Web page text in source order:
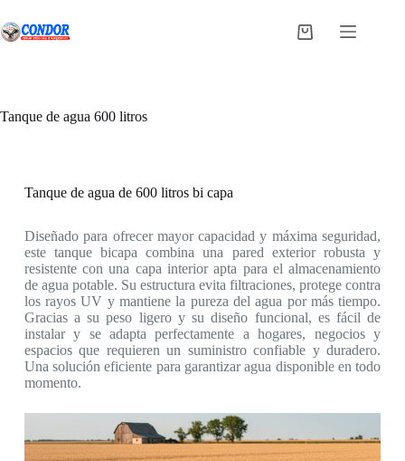
al
contenido
Carro
Tanque de agua 600 litros
Tanque de agua de 600 litros bi capa
Diseñado para ofrecer mayor capacidad y máxima seguridad,
este tanque bicapa combina una pared exterior robusta y
resistente con una capa interior apta para el almacenamiento
de agua potable. Su estructura evita filtraciones, protege contra
los rayos UV y mantiene la pureza del agua por más tiempo.
Gracias a su peso ligero y su diseño funcional, es fácil de
instalar y se adapta perfectamente a hogares, negocios y
espacios que requieren un suministro confiable y duradero.
Una solución eficiente para garantizar agua disponible en todo
momento.